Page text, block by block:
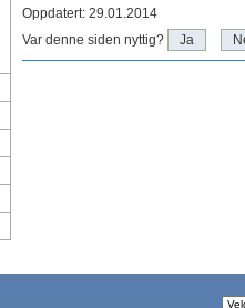
Oppdatert: 29.01.2014
Var denne siden nyttig?
Ja